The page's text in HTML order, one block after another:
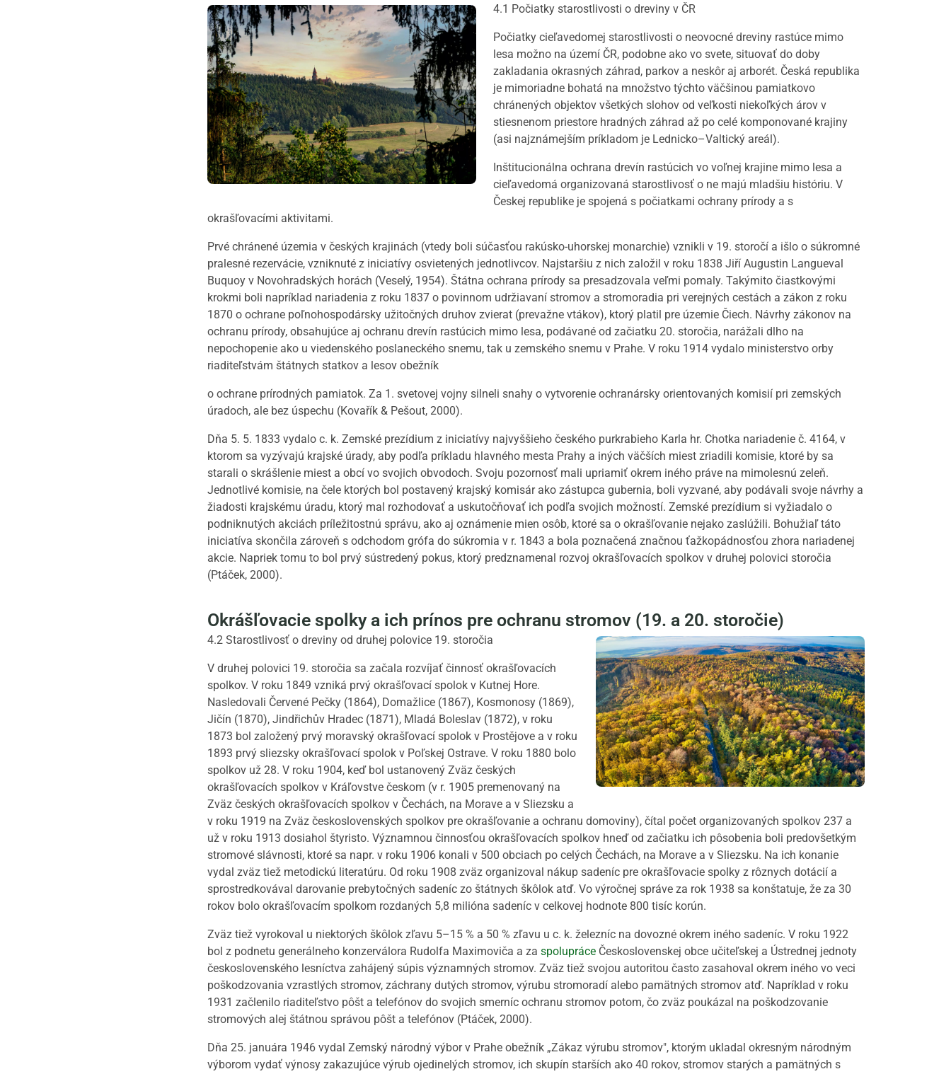
4.1 Počiatky starostlivosti o dreviny v ČR
Počiatky cieľavedomej starostlivosti o neovocné dreviny rastúce mimo
lesa možno na území ČR, podobne ako vo svete, situovať do doby
zakladania okrasných záhrad, parkov a neskôr aj arborét. Česká republika
je mimoriadne bohatá na množstvo týchto väčšinou pamiatkovo
chránených objektov všetkých slohov od veľkosti niekoľkých árov v
stiesnenom priestore hradných záhrad až po celé komponované krajiny
(asi najznámejším príkladom je Lednicko–Valtický areál).
Inštitucionálna ochrana drevín rastúcich vo voľnej krajine mimo lesa a
cieľavedomá organizovaná starostlivosť o ne majú mladšiu históriu. V
Českej republike je spojená s počiatkami ochrany prírody a s
okrašľovacími aktivitami.
Prvé chránené územia v českých krajinách (vtedy boli súčasťou rakúsko-uhorskej monarchie) vznikli v 19. storočí a išlo o súkromné
pralesné rezervácie, vzniknuté z iniciatívy osvietených jednotlivcov. Najstaršiu z nich založil v roku 1838 Jiří Augustin Langueval
Buquoy v Novohradských horách (Veselý, 1954). Štátna ochrana prírody sa presadzovala veľmi pomaly. Takýmito čiastkovými
krokmi boli napríklad nariadenia z roku 1837 o povinnom udržiavaní stromov a stromoradia pri verejných cestách a zákon z roku
1870 o ochrane poľnohospodársky užitočných druhov zvierat (prevažne vtákov), ktorý platil pre územie Čiech. Návrhy zákonov na
ochranu prírody, obsahujúce aj ochranu drevín rastúcich mimo lesa, podávané od začiatku 20. storočia, narážali dlho na
nepochopenie ako u viedenského poslaneckého snemu, tak u zemského snemu v Prahe. V roku 1914 vydalo ministerstvo orby
riaditeľstvám štátnych statkov a lesov obežník
o ochrane prírodných pamiatok. Za 1. svetovej vojny silneli snahy o vytvorenie ochranársky orientovaných komisií pri zemských
úradoch, ale bez úspechu (Kovařík & Pešout, 2000).
Dňa 5. 5. 1833 vydalo c. k. Zemské prezídium z iniciatívy najvyššieho českého purkrabieho Karla hr. Chotka nariadenie č. 4164, v
ktorom sa vyzývajú krajské úrady, aby podľa príkladu hlavného mesta Prahy a iných väčších miest zriadili komisie, ktoré by sa
starali o skrášlenie miest a obcí vo svojich obvodoch. Svoju pozornosť mali upriamiť okrem iného práve na mimolesnú zeleň.
Jednotlivé komisie, na čele ktorých bol postavený krajský komisár ako zástupca gubernia, boli vyzvané, aby podávali svoje návrhy a
žiadosti krajskému úradu, ktorý mal rozhodovať a uskutočňovať ich podľa svojich možností. Zemské prezídium si vyžiadalo o
podniknutých akciách príležitostnú správu, ako aj oznámenie mien osôb, ktoré sa o okrašľovanie nejako zaslúžili. Bohužiaľ táto
iniciatíva skončila zároveň s odchodom grófa do súkromia v r. 1843 a bola poznačená značnou ťažkopádnosťou zhora nariadenej
akcie. Napriek tomu to bol prvý sústredený pokus, ktorý predznamenal rozvoj okrašľovacích spolkov v druhej polovici storočia
(Ptáček, 2000).
Okrášľovacie spolky a ich prínos pre ochranu stromov (19. a 20. storočie)
4.2 Starostlivosť o dreviny od druhej polovice 19. storočia
V druhej polovici 19. storočia sa začala rozvíjať činnosť okrašľovacích
spolkov. V roku 1849 vzniká prvý okrašľovací spolok v Kutnej Hore.
Nasledovali Červené Pečky (1864), Domažlice (1867), Kosmonosy (1869),
Jičín (1870), Jindřichův Hradec (1871), Mladá Boleslav (1872), v roku
1873 bol založený prvý moravský okrašľovací spolok v Prostějove a v roku
1893 prvý sliezsky okrašľovací spolok v Poľskej Ostrave. V roku 1880 bolo
spolkov už 28. V roku 1904, keď bol ustanovený Zväz českých
okrašľovacích spolkov v Kráľovstve českom (v r. 1905 premenovaný na
Zväz českých okrašľovacích spolkov v Čechách, na Morave a v Sliezsku a
v roku 1919 na Zväz československých spolkov pre okrašľovanie a ochranu domoviny), čítal počet organizovaných spolkov 237 a
už v roku 1913 dosiahol štyristo. Významnou činnosťou okrašľovacích spolkov hneď od začiatku ich pôsobenia boli predovšetkým
stromové slávnosti, ktoré sa napr. v roku 1906 konali v 500 obciach po celých Čechách, na Morave a v Sliezsku. Na ich konanie
vydal zväz tiež metodickú literatúru. Od roku 1908 zväz organizoval nákup sadeníc pre okrašľovacie spolky z rôznych dotácií a
sprostredkovával darovanie prebytočných sadeníc zo štátnych škôlok atď. Vo výročnej správe za rok 1938 sa konštatuje, že za 30
rokov bolo okrašľovacím spolkom rozdaných 5,8 milióna sadeníc v celkovej hodnote 800 tisíc korún.
Zväz tiež vyrokoval u niektorých škôlok zľavu 5–15 % a 50 % zľavu u c. k. železníc na dovozné okrem iného sadeníc. V roku 1922
bol z podnetu generálneho konzerválora Rudolfa Maximoviča a za spolupráce Československej obce učiteľskej a Ústrednej jednoty
československého lesníctva zahájený súpis významných stromov. Zväz tiež svojou autoritou často zasahoval okrem iného vo veci
poškodzovania vzrastlých stromov, záchrany dutých stromov, výrubu stromoradí alebo pamätných stromov atď. Napríklad v roku
1931 začlenilo riaditeľstvo pôšt a telefónov do svojich smerníc ochranu stromov potom, čo zväz poukázal na poškodzovanie
stromových alej štátnou správou pôšt a telefónov (Ptáček, 2000).
Dňa 25. januára 1946 vydal Zemský národný výbor v Prahe obežník „Zákaz výrubu stromov", ktorým ukladal okresným národným
výborom vydať výnosy zakazujúce výrub ojedinelých stromov, ich skupín starších ako 40 rokov, stromov starých a pamätných s